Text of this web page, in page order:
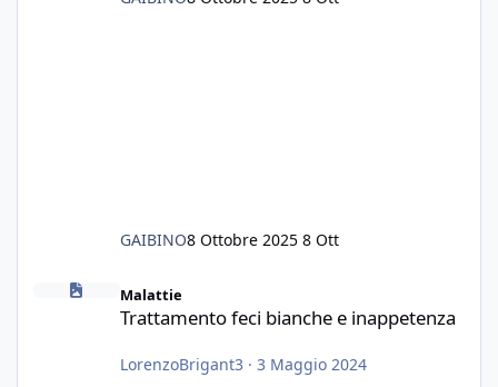
GAIBINO8 Ottobre 2025 8 Ott
Trattamento feci bianche e inappetenza
Malattie
Trattamento feci bianche e inappetenza
LorenzoBrigant3 · 3 Maggio 2024